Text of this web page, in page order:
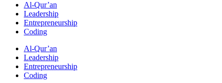
Al-Qur’an
Leadership
Entrepreneurship
Coding
Al-Qur’an
Leadership
Entrepreneurship
Coding